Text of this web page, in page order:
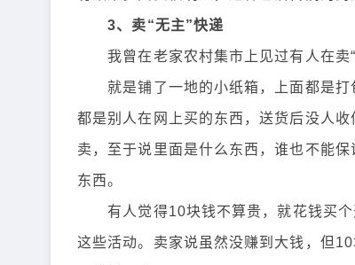
3、卖“无主”快递
我曾在老家农村集市上见过有人在卖“
就是铺了一地的小纸箱，上面都是打
都是别人在网上买的东西，送货后没人
卖，至于说里面是什么东西，谁也不能
东西。
有人觉得10块钱不算贵，就花钱买个
这些活动。卖家说虽然没赚到大钱，但